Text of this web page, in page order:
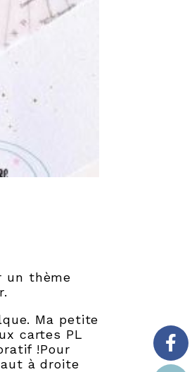
un thème
Ma petite
cartes PL
!Pour
à droite